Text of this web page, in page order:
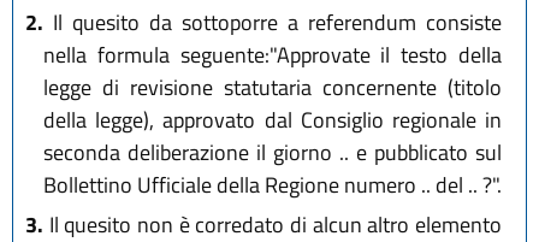
2. Il quesito da sottoporre a referendum consiste
nella formula seguente:"Approvate il testo della
legge di revisione statutaria concernente (titolo
della legge), approvato dal Consiglio regionale in
seconda deliberazione il giorno .. e pubblicato sul
Bollettino Ufficiale della Regione numero .. del .. ?".
3. Il quesito non è corredato di alcun altro elemento